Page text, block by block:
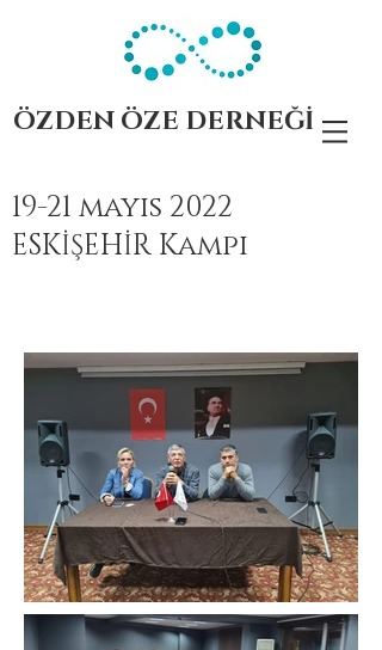
ÖZDEN ÖZE DERNEĞİ
19-21 mayıs 2022
ESKİŞEHİR Kampı